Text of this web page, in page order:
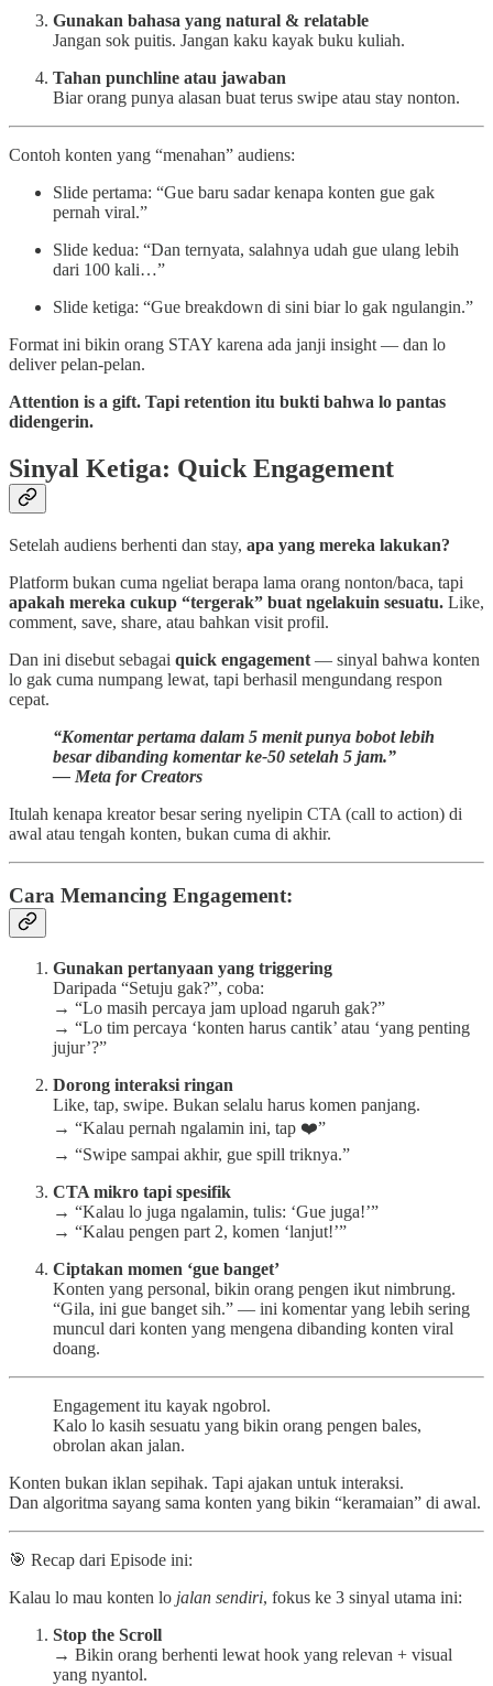
Gunakan bahasa yang natural & relatable
Jangan sok puitis. Jangan kaku kayak buku kuliah.
Tahan punchline atau jawaban
Biar orang punya alasan buat terus swipe atau stay nonton.
Contoh konten yang “menahan” audiens:
Slide pertama: “Gue baru sadar kenapa konten gue gak
pernah viral.”
Slide kedua: “Dan ternyata, salahnya udah gue ulang lebih
dari 100 kali…”
Slide ketiga: “Gue breakdown di sini biar lo gak ngulangin.”
Format ini bikin orang STAY karena ada janji insight — dan lo
deliver pelan-pelan.
Attention is a gift. Tapi retention itu bukti bahwa lo pantas
didengerin.
Sinyal Ketiga: Quick Engagement
Setelah audiens berhenti dan stay, apa yang mereka lakukan?
Platform bukan cuma ngeliat berapa lama orang nonton/baca, tapi
apakah mereka cukup “tergerak” buat ngelakuin sesuatu. Like,
comment, save, share, atau bahkan visit profil.
Dan ini disebut sebagai quick engagement — sinyal bahwa konten
lo gak cuma numpang lewat, tapi berhasil mengundang respon
cepat.
“Komentar pertama dalam 5 menit punya bobot lebih
besar dibanding komentar ke-50 setelah 5 jam.”
— Meta for Creators
Itulah kenapa kreator besar sering nyelipin CTA (call to action) di
awal atau tengah konten, bukan cuma di akhir.
Cara Memancing Engagement:
Gunakan pertanyaan yang triggering
Daripada “Setuju gak?”, coba:
→ “Lo masih percaya jam upload ngaruh gak?”
→ “Lo tim percaya ‘konten harus cantik’ atau ‘yang penting
jujur’?”
Dorong interaksi ringan
Like, tap, swipe. Bukan selalu harus komen panjang.
→ “Kalau pernah ngalamin ini, tap ❤️”
→ “Swipe sampai akhir, gue spill triknya.”
CTA mikro tapi spesifik
→ “Kalau lo juga ngalamin, tulis: ‘Gue juga!’”
→ “Kalau pengen part 2, komen ‘lanjut!’”
Ciptakan momen ‘gue banget’
Konten yang personal, bikin orang pengen ikut nimbrung.
“Gila, ini gue banget sih.” — ini komentar yang lebih sering
muncul dari konten yang mengena dibanding konten viral
doang.
Engagement itu kayak ngobrol.
Kalo lo kasih sesuatu yang bikin orang pengen bales,
obrolan akan jalan.
Konten bukan iklan sepihak. Tapi ajakan untuk interaksi.
Dan algoritma sayang sama konten yang bikin “keramaian” di awal.
🎯 Recap dari Episode ini:
Kalau lo mau konten lo jalan sendiri, fokus ke 3 sinyal utama ini:
Stop the Scroll
→ Bikin orang berhenti lewat hook yang relevan + visual
yang nyantol.